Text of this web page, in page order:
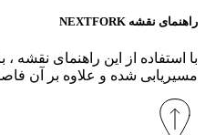
راهنمای نقشه NEXTFORK
با استفاده از این راهنمای نقشه ،
مسیریابی شده و علاوه بر آن